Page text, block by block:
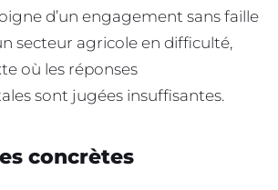
d’un engagement sans faille
secteur agricole en difficulté,
où les réponses
sont jugées insuffisantes.
concrètes